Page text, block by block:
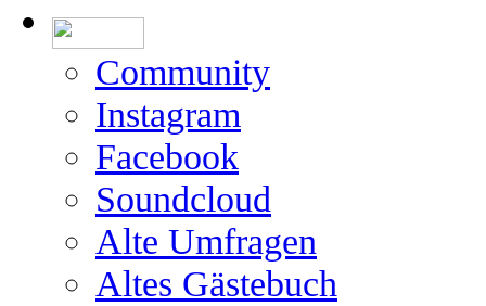
Community
Instagram
Facebook
Soundcloud
Alte Umfragen
Altes Gästebuch